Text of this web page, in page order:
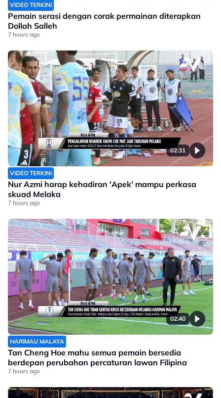
VIDEO TERKINI
Pemain serasi dengan corak permainan diterapkan
Dollah Salleh
7 hours ago
02:31
VIDEO TERKINI
Nur Azmi harap kehadiran 'Apek' mampu perkasa
skuad Melaka
7 hours ago
02:40
HARIMAU MALAYA
Tan Cheng Hoe mahu semua pemain bersedia
berdepan perubahan percaturan lawan Filipina
7 hours ago